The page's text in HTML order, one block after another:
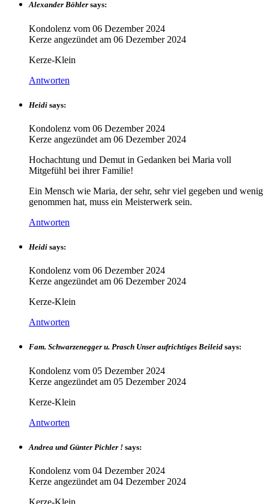
Alexander Böhler says:
Kondolenz vom 06 Dezember 2024
Kerze angezündet am 06 Dezember 2024
Kerze-Klein
Antworten
Heidi says:
Kondolenz vom 06 Dezember 2024
Kerze angezündet am 06 Dezember 2024
Hochachtung und Demut in Gedanken bei Maria voll
Mitgefühl bei ihrer Familie!
Ein Mensch wie Maria, der sehr, sehr viel gegeben und wenig
genommen hat, muss ein Meisterwerk sein.
Antworten
Heidi says:
Kondolenz vom 06 Dezember 2024
Kerze angezündet am 06 Dezember 2024
Kerze-Klein
Antworten
Fam. Schwarzenegger u. Prasch Unser aufrichtiges Beileid says:
Kondolenz vom 05 Dezember 2024
Kerze angezündet am 05 Dezember 2024
Kerze-Klein
Antworten
Andrea und Günter Pichler ! says:
Kondolenz vom 04 Dezember 2024
Kerze angezündet am 04 Dezember 2024
Kerze-Klein